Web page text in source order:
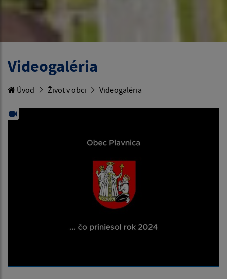
Videogaléria
Úvod Život v obci Videogaléria